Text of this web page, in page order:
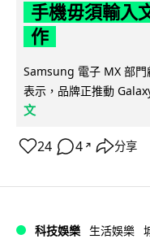
手機毋須輸入
作
Samsung 電子 MX 部門
表示，品牌正推動
文
24 4 ↗ 分享
科技娛樂 生活娛樂